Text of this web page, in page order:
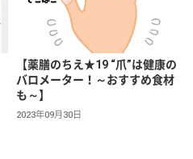
【薬膳のちえ★19 “爪”は健康の
バロメーター！～おすすめ食材
も～】
2023年09月30日